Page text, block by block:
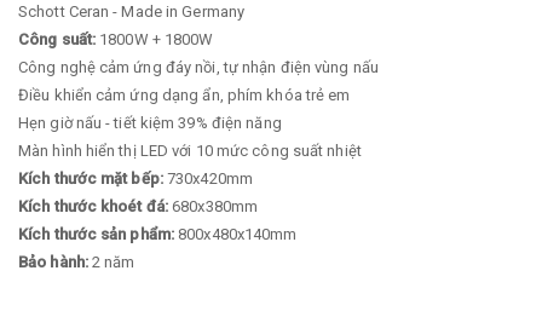
Schott Ceran - Made in Germany
Công suất: 1800W + 1800W
Công nghệ cảm ứng đáy nồi, tự nhận điện vùng nấu
Điều khiển cảm ứng dạng ẩn, phím khóa trẻ em
Hẹn giờ nấu - tiết kiệm 39% điện năng
Màn hình hiển thị LED với 10 mức công suất nhiệt
Kích thước mặt bếp:730x420mm
Kích thước khoét đá:680x380mm
Kích thước sản phẩm: 800x480x140mm
Bảo hành:2 năm